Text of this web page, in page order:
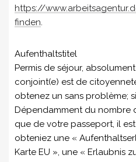
https://
finden.
Aufenthaltstitel
Permis de séjour,
conjoint(e) est de
obtenez un sans problème;
Dépendamment du nombre
que de votre passeport, il
obteniez une «
Karte EU », une « Erlaubnis